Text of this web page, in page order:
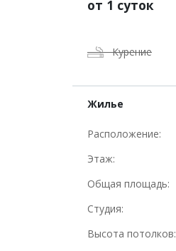
от 1 суток
Курение
Жилье
Расположение:
Этаж:
Общая площадь:
Студия:
Высота потолков: